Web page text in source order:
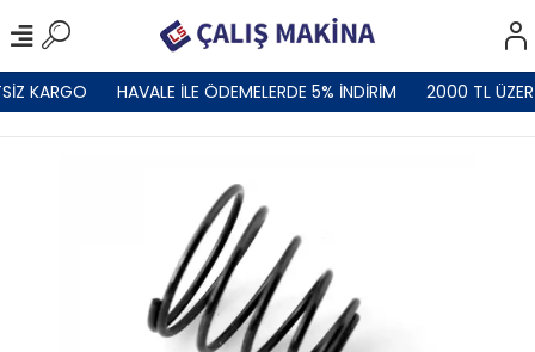
KARGO HAVALE İLE ÖDEMELERDE 5% İNDİRİM 2000 TL